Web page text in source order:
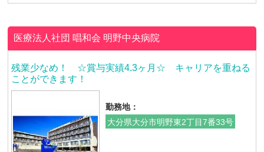
医療法人社団 唱和会 明野中央病院
残業少なめ！ ☆賞与実績4.3ヶ月☆ キャリアを重ねる
ことができます！
勤務地：
大分県大分市明野東2丁目7番33号